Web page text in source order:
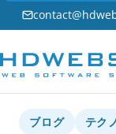
ブログ テク